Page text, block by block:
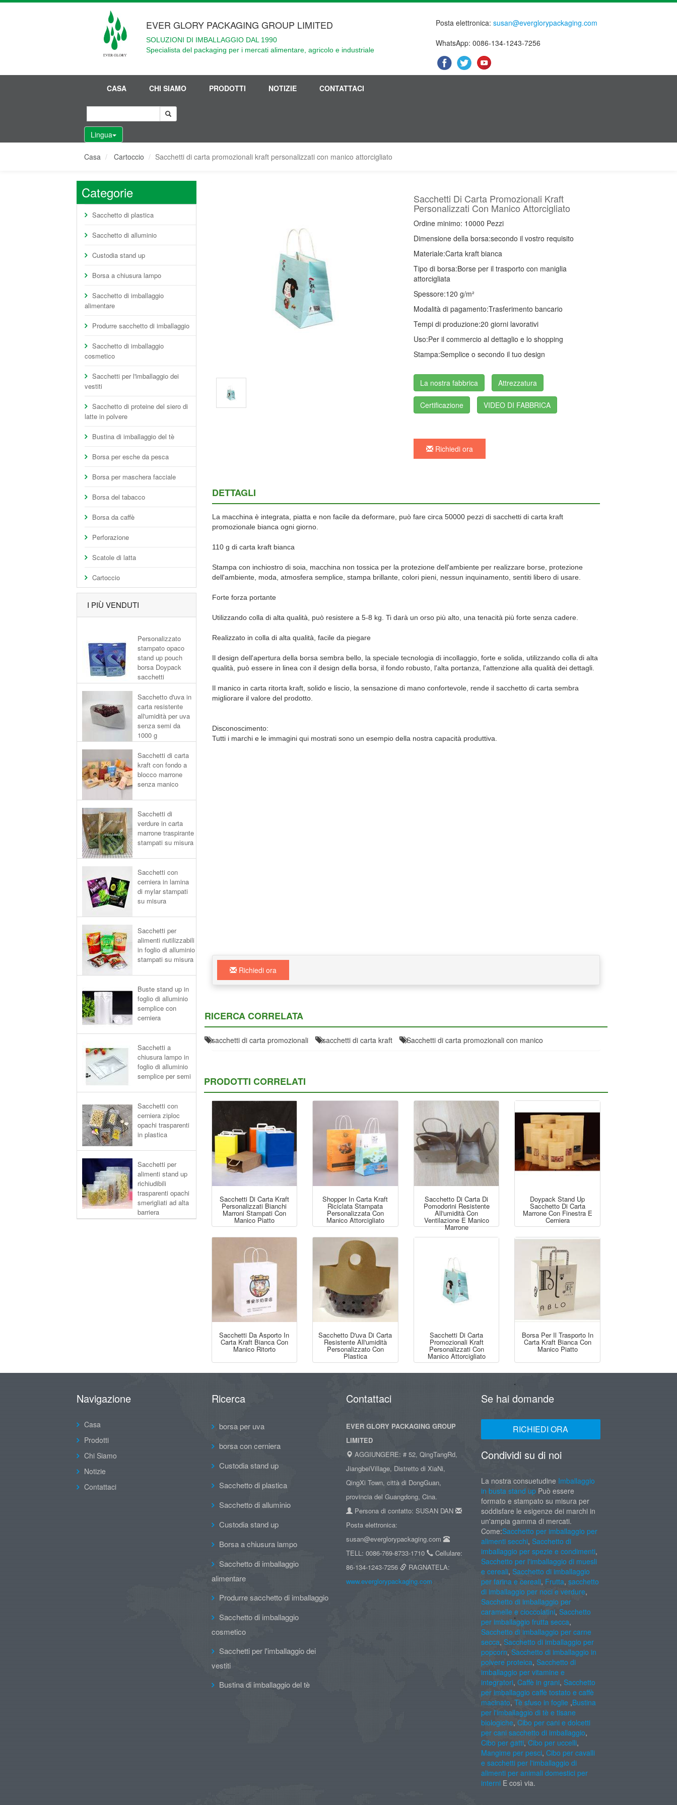
EVER GLORY PACKAGING GROUP LIMITED
SOLUZIONI DI IMBALLAGGIO DAL 1990
Specialista del packaging per i mercati alimentare, agricolo e industriale
Posta elettronica:susan@everglorypackaging.com
WhatsApp: 0086-134-1243-7256
CASA CHI SIAMO PRODOTTI NOTIZIE CONTATTACI
Lingua
Casa Cartoccio Sacchetti di carta promozionali kraft personalizzati con manico attorcigliato
Categorie
Sacchetto di plastica
Sacchetto di alluminio
Custodia stand up
Borsa a chiusura lampo
Sacchetto di imballaggio
alimentare
Produrre sacchetto di imballaggio
Sacchetto di imballaggio
cosmetico
Sacchetti per l'imballaggio dei
vestiti
Sacchetto di proteine del siero di
latte in polvere
Bustina di imballaggio del tè
Borsa per esche da pesca
Borsa per maschera facciale
Borsa del tabacco
Borsa da caffè
Perforazione
Scatole di latta
Cartoccio
I PIÙ VENDUTI
Personalizzato
stampato opaco
stand up pouch
borsa Doypack
sacchetti
Sacchetto d'uva in
carta resistente
all'umidità per uva
senza semi da
1000 g
Sacchetti di carta
kraft con fondo a
blocco marrone
senza manico
Sacchetti di
verdure in carta
marrone traspirante
stampati su misura
Sacchetti con
cerniera in lamina
di mylar stampati
su misura
Sacchetti per
alimenti riutilizzabili
in foglio di alluminio
stampati su misura
Buste stand up in
foglio di alluminio
semplice con
cerniera
Sacchetti a
chiusura lampo in
foglio di alluminio
semplice per semi
Sacchetti con
cerniera ziploc
opachi trasparenti
in plastica
Sacchetti per
alimenti stand up
richiudibili
trasparenti opachi
smerigliati ad alta
barriera
Sacchetti Di Carta Promozionali Kraft
Personalizzati Con Manico Attorcigliato
Ordine minimo: 10000 Pezzi
Dimensione della borsa:secondo il vostro requisito
Materiale:Carta kraft bianca
Tipo di borsa:Borse per il trasporto con maniglia
attorcigliata
Spessore:120 g/m²
Modalità di pagamento:Trasferimento bancario
Tempi di produzione:20 giorni lavorativi
Uso:Per il commercio al dettaglio e lo shopping
Stampa:Semplice o secondo il tuo design
La nostra fabbrica Attrezzatura
Certificazione VIDEO DI FABBRICA
Richiedi ora
DETTAGLI
La macchina è integrata, piatta e non facile da deformare, può fare circa 50000 pezzi di sacchetti di carta kraft
promozionale bianca ogni giorno.
110 g di carta kraft bianca
Stampa con inchiostro di soia, macchina non tossica per la protezione dell'ambiente per realizzare borse, protezione
dell'ambiente, moda, atmosfera semplice, stampa brillante, colori pieni, nessun inquinamento, sentiti libero di usare.
Forte forza portante
Utilizzando colla di alta qualità, può resistere a 5-8 kg. Ti darà un orso più alto, una tenacità più forte senza cadere.
Realizzato in colla di alta qualità, facile da piegare
Il design dell'apertura della borsa sembra bello, la speciale tecnologia di incollaggio, forte e solida, utilizzando colla di alta
qualità, può essere in linea con il design della borsa, il fondo robusto, l'alta portanza, l'attenzione alla qualità dei dettagli.
Il manico in carta ritorta kraft, solido e liscio, la sensazione di mano confortevole, rende il sacchetto di carta sembra
migliorare il valore del prodotto.
Disconoscimento:
Tutti i marchi e le immagini qui mostrati sono un esempio della nostra capacità produttiva.
Richiedi ora
RICERCA CORRELATA
sacchetti di carta promozionali sacchetti di carta kraft Sacchetti di carta promozionali con manico
PRODOTTI CORRELATI
Sacchetti Di Carta Kraft
Personalizzati Bianchi
Marroni Stampati Con
Manico Piatto
Shopper In Carta Kraft
Riciclata Stampata
Personalizzata Con
Manico Attorcigliato
Sacchetto Di Carta Di
Pomodorini Resistente
All'umidità Con
Ventilazione E Manico
Marrone
Doypack Stand Up
Sacchetto Di Carta
Marrone Con Finestra E
Cerniera
Sacchetti Da Asporto In
Carta Kraft Bianca Con
Manico Ritorto
Sacchetto D'uva Di Carta
Resistente All'umidità
Personalizzato Con
Plastica
Sacchetti Di Carta
Promozionali Kraft
Personalizzati Con
Manico Attorcigliato
Borsa Per Il Trasporto In
Carta Kraft Bianca Con
Manico Piatto
Navigazione
Casa
Prodotti
Chi Siamo
Notizie
Contattaci
Ricerca
borsa per uva
borsa con cerniera
Custodia stand up
Sacchetto di plastica
Sacchetto di alluminio
Custodia stand up
Borsa a chiusura lampo
Sacchetto di imballaggio
alimentare
Produrre sacchetto di imballaggio
Sacchetto di imballaggio
cosmetico
Sacchetti per l'imballaggio dei
vestiti
Bustina di imballaggio del tè
Contattaci
EVER GLORY PACKAGING GROUP
LIMITED
AGGIUNGERE: # 52, QingTangRd,
JiangbeiVillage, Distretto di XiaNi,
QingXi Town, città di DongGuan,
provincia del Guangdong, Cina.
Persona di contatto: SUSAN DAN
Posta elettronica:
susan@everglorypackaging.com
TELL: 0086-769-8733-1710
Cellulare:
86-134-1243-7256
RAGNATELA:
www.everglorypackaging.com
Se hai domande
RICHIEDI ORA
Condividi su di noi
La nostra consuetudine Imballaggio
in busta stand upPuò essere
formato e stampato su misura per
soddisfare le esigenze dei marchi in
un'ampia gamma di mercati.
Come:Sacchetto per imballaggio per
alimenti secchi, Sacchetto di
imballaggio per spezie e condimenti,
Sacchetto per l'imballaggio di muesli
e cereali, Sacchetto di imballaggio
per farina e cereali, Frutta, sacchetto
di imballaggio per noci e verdure,
Sacchetto di imballaggio per
caramelle e cioccolatini, Sacchetto
per imballaggio frutta secca,
Sacchetto di imballaggio per carne
secca, Sacchetto di imballaggio per
popcorn, Sacchetto di imballaggio in
polvere proteica, Sacchetto di
imballaggio per vitamine e
integratori, Caffè in grani, Sacchetto
per imballaggio caffè tostato e caffè
macinato, Tè sfuso in foglie ,Bustina
per l'imballaggio di tè e tisane
biologiche, Cibo per cani e dolcetti
per cani sacchetto di imballaggio,
Cibo per gatti, Cibo per uccelli,
Mangime per pesci, Cibo per cavalli
e sacchetti per l'imballaggio di
alimenti per animali domestici per
interni E così via.